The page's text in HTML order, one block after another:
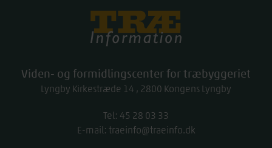
Viden- og formidlingscenter for træbyggeriet
Lyngby Kirkestræde 14 2800 Kongens Lyngby
Tel: work
45 28 03 33
E-mail: traeinfo@traeinfo.dk